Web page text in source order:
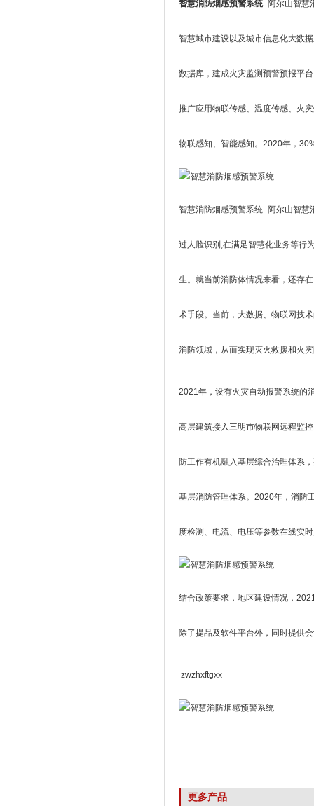
智慧消防烟感预警系统_阿尔山智慧
智慧城市建设以及城市信息化大数
数据库，建成火灾监测预警预报平
推广应用物联传感、温度传感、火
物联感知、智能感知。2020年，
智慧消防烟感预警系统_阿尔山智
过人脸识别,在满足智慧化业务等行
生。就当前消防体情况来看，还存
术手段。当前，大数据、物联网技
消防领域，从而实现灭火救援和火
2021年，设有火灾自动报警系统的
高层建筑接入三明市物联网远程监
防工作有机融入基层综合治理体系
基层消防管理体系。2020年，消防
度检测、电流、电压等参数在线实
结合政策要求，地区建设情况，
除了提品及软件平台外，同时提供
zwzhxftgxx
更多产品